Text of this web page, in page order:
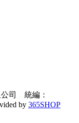
公司 統編：
by 365SHOP